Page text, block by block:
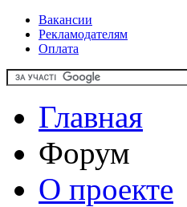
Вакансии
Рекламодателям
Оплата
Главная
Форум
О проекте